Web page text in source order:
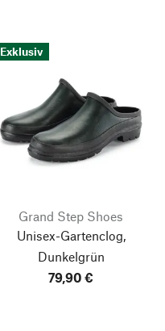
Exklusiv
Grand Step Shoes
Unisex-Gartenclog,
Dunkelgrün
79,90 €